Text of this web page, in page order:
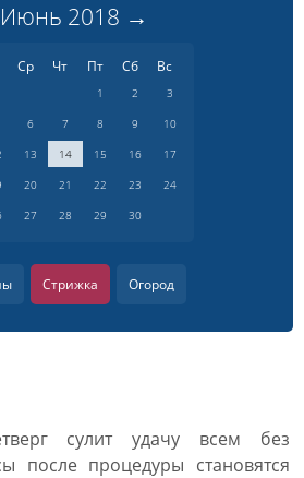
Июнь 2018 →
Ср Чт Пт Сб Вс
1 2
3
6 7 8 9
10
13 14 15 16
17
20 21 22 23
24
27 28 29 30
Стрижка Огород
сулит удачу всем без
после процедуры становятся